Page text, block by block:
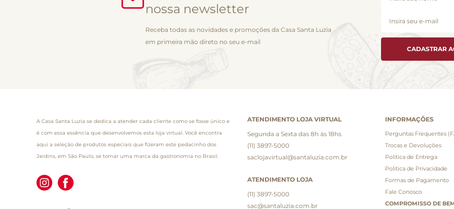
nossa newsletter
Receba todas as novidades e promoções da Casa Santa Luzia
em primeira mão direto no seu e-mail
CADASTRAR
A Casa Santa Luzia se dedica a atender cada cliente como se fosse único e
é com essa essência que desenvolvemos esta loja virtual. Você encontra
aqui a seleção de produtos especiais que fizeram este pedacinho dos
Jardins, em São Paulo, se tornar uma marca da gastronomia no Brasil.
ATENDIMENTO LOJA VIRTUAL
Segunda a Sexta das 8h às 18hs
(11) 3897-5000
saclojavirtual@santaluzia.com.br
ATENDIMENTO LOJA
(11) 3897-5000
sac@santaluzia.com.br
INFORMAÇÕES
Perguntas Frequentes
Trocas e Devoluções
Politica de Entrega
Politica de Privacidade
Formas de Pagamento
Fale Conosco
COMPROMISSO DE